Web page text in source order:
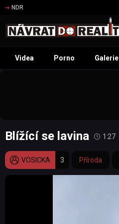
NDR
Videa Porno Galerie
Blížící se lavina 1:27
VOSICKA 3 Příroda